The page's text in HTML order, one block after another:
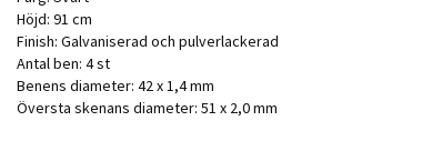
Höjd: 91 cm
Finish: Galvaniserad och pulverlackerad
Antal ben: 4 st
Benens diameter: 42 x 1,4 mm
Översta skenans diameter: 51 x 2,0 mm